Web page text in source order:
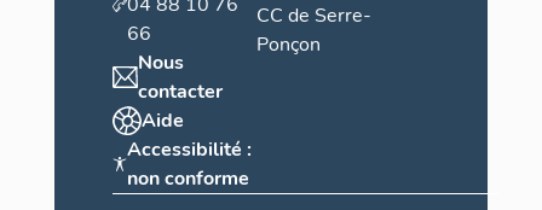
66
Nous
contacter
Aide
Accessibilité :
non conforme
CC de Serre-
Ponçon